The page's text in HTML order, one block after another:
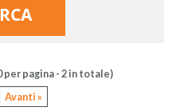
pagina - 2 in totale)
Avanti »